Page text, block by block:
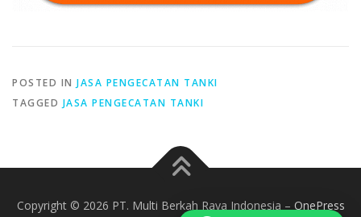
POSTED IN JASA PENGECATAN TANKI
TAGGED JASA PENGECATAN TANKI
Copyright © 2026 PT. Multi Berkah Raya Indonesia – OnePress